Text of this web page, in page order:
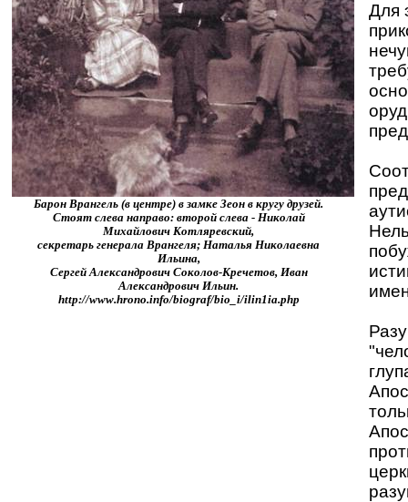
Барон Врангель (в центре) в замке Зеон в кругу друзей.
Стоят слева направо: второй слева - Николай
Михайлович Котляревский,
секретарь генерала Врангеля; Наталья Николаевна
Ильина,
Сергей Александрович Соколов-Кречетов, Иван
Александрович Ильин.
http://www.hrono.info/biograf/bio_i/ilin1ia.php
Для